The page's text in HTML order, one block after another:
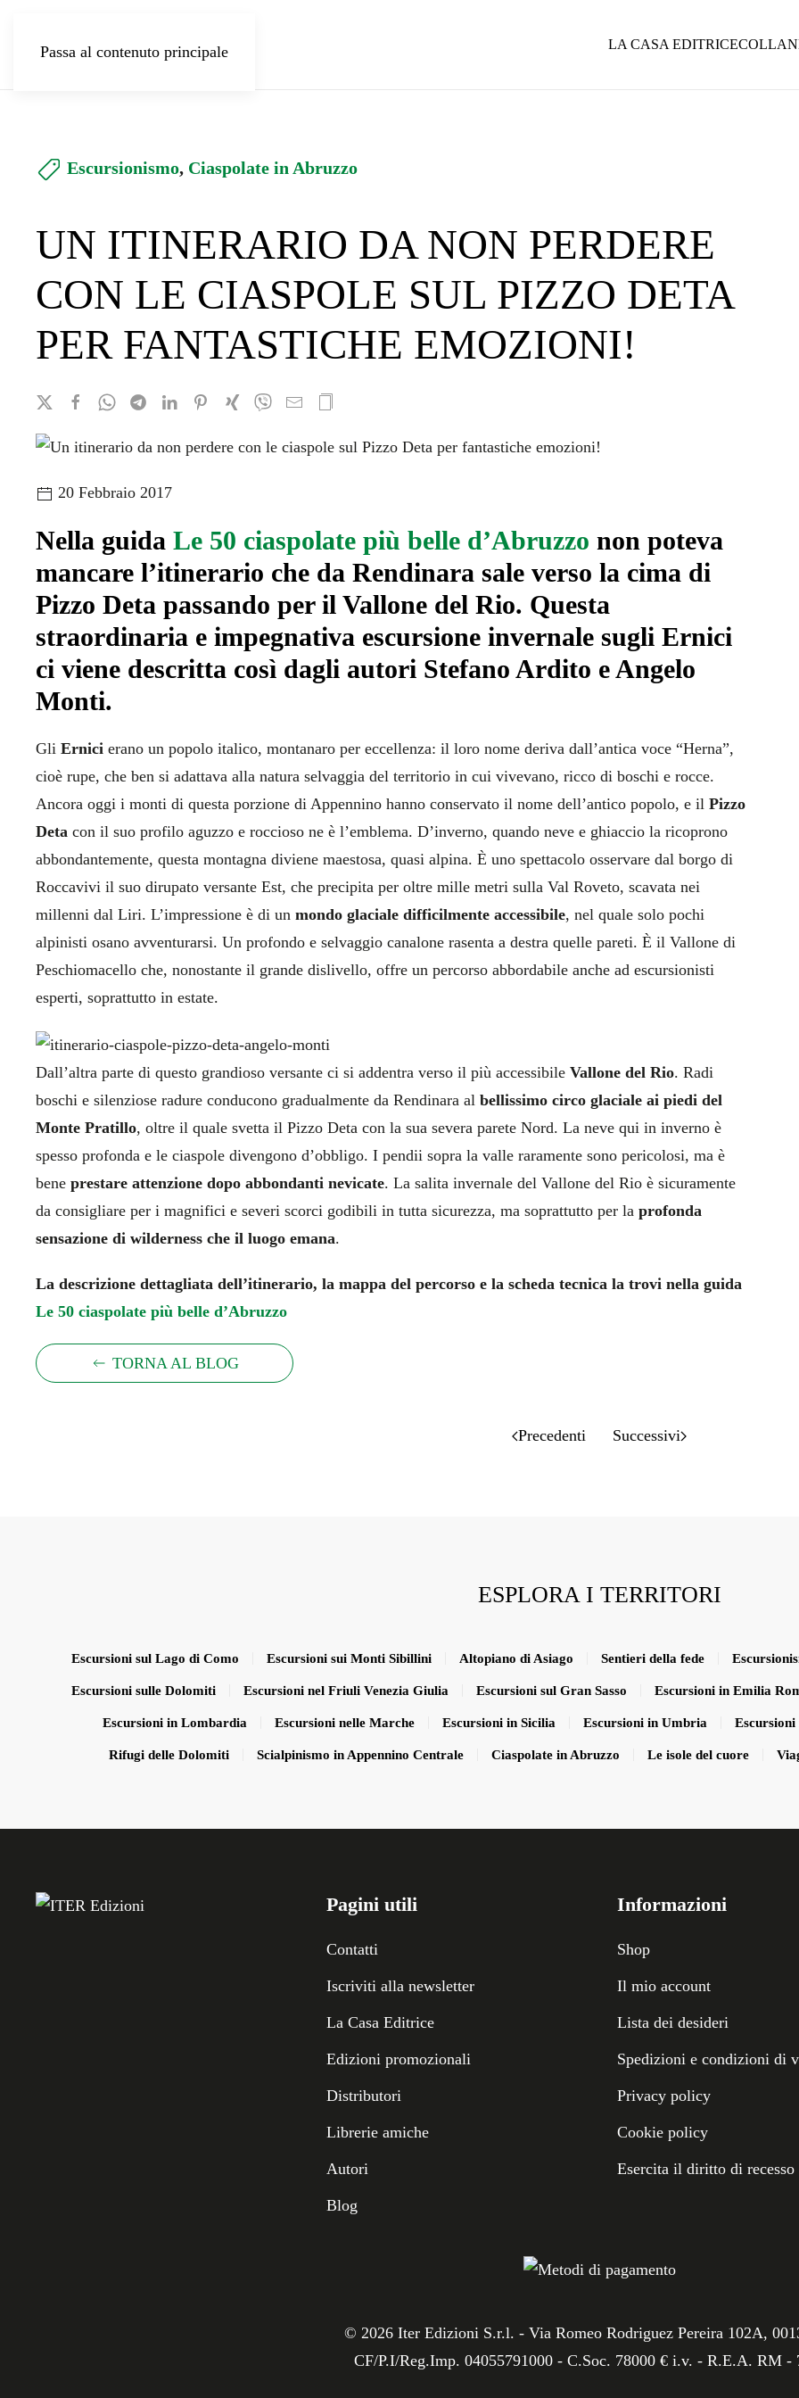
Passa al contenuto principale LA CASA EDITRICE
Escursionismo, Ciaspolate in Abruzzo
UN ITINERARIO DA NON PERDERE
CON LE CIASPOLE SUL PIZZO DETA
PER FANTASTICHE EMOZIONI!
20 Febbraio 2017
Nella guida Le 50 ciaspolate più belle d’Abruzzo non poteva
mancare l’itinerario che da Rendinara sale verso la cima di
Pizzo Deta passando per il Vallone del Rio. Questa
straordinaria e impegnativa escursione invernale sugli Ernici
ci viene descritta così dagli autori Stefano Ardito e Angelo
Monti.
Gli Ernici erano un popolo italico, montanaro per eccellenza: il loro nome deriva dall’antica voce “Herna”,
cioè rupe, che ben si adattava alla natura selvaggia del territorio in cui vivevano, ricco di boschi e rocce.
Ancora oggi i monti di questa porzione di Appennino hanno conservato il nome dell’antico popolo, e il Pizzo
Deta con il suo profilo aguzzo e roccioso ne è l’emblema. D’inverno, quando neve e ghiaccio la ricoprono
abbondantemente, questa montagna diviene maestosa, quasi alpina. È uno spettacolo osservare dal borgo di
Roccavivi il suo dirupato versante Est, che precipita per oltre mille metri sulla Val Roveto, scavata nei
millenni dal Liri. L’impressione è di un mondo glaciale difficilmente accessibile, nel quale solo pochi
alpinisti osano avventurarsi. Un profondo e selvaggio canalone rasenta a destra quelle pareti. È il Vallone di
Peschiomacello che, nonostante il grande dislivello, offre un percorso abbordabile anche ad escursionisti
esperti, soprattutto in estate.
Dall’altra parte di questo grandioso versante ci si addentra verso il più accessibile Vallone del Rio. Radi
boschi e silenziose radure conducono gradualmente da Rendinara al bellissimo circo glaciale ai piedi del
Monte Pratillo, oltre il quale svetta il Pizzo Deta con la sua severa parete Nord. La neve qui in inverno è
spesso profonda e le ciaspole divengono d’obbligo. I pendii sopra la valle raramente sono pericolosi, ma è
bene prestare attenzione dopo abbondanti nevicate. La salita invernale del Vallone del Rio è sicuramente
da consigliare per i magnifici e severi scorci godibili in tutta sicurezza, ma soprattutto per la profonda
sensazione di wilderness che il luogo emana.
La descrizione dettagliata dell’itinerario, la mappa del percorso e la scheda tecnica la trovi nella guida
Le 50 ciaspolate più belle d’Abruzzo
TORNA AL BLOG
Precedenti Successivi
ESPLORA I TERRITORI
Escursioni sul Lago di Como Escursioni sui Monti Sibillini Altopiano di Asiago Sentieri della fede
Escursioni sulle Dolomiti Escursioni nel Friuli Venezia Giulia Escursioni sul Gran Sasso Escursioni in Emilia
Escursioni in Lombardia Escursioni nelle Marche Escursioni in Sicilia Escursioni in Umbria Escursioni
Rifugi delle Dolomiti Scialpinismo in Appennino Centrale Ciaspolate in Abruzzo Le isole del cuore
Pagini utili
Contatti
Iscriviti alla newsletter
La Casa Editrice
Edizioni promozionali
Distributori
Librerie amiche
Autori
Blog
Informazioni
Shop
Il mio account
Lista dei desideri
Spedizioni e condizioni di
Privacy policy
Cookie policy
Esercita il diritto di recesso
© 2026Iter Edizioni S.r.l. - Via Romeo Rodriguez Pereira 102A,
CF/P.I/Reg.Imp. 04055791000 - C.Soc. 78000 € i.v. - R.E.A. RM -